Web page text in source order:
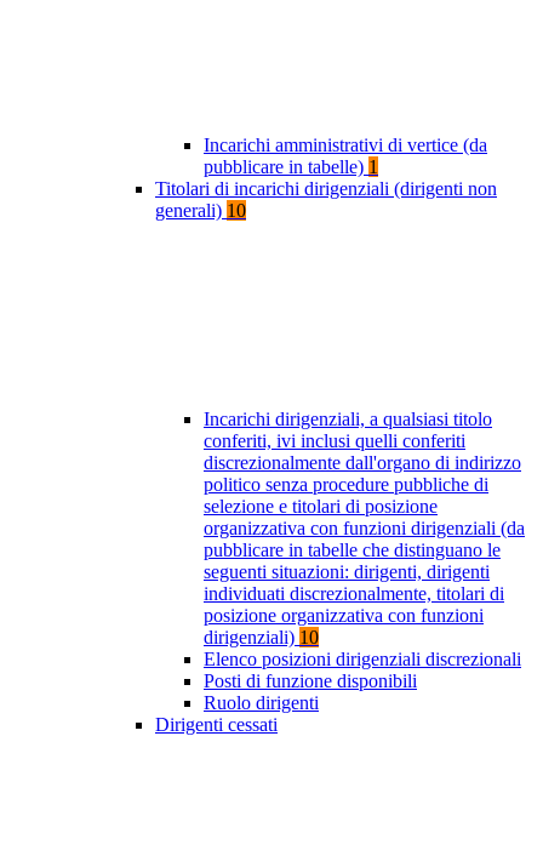
Incarichi amministrativi di vertice (da
pubblicare in tabelle) 1
Titolari di incarichi dirigenziali (dirigenti non
generali) 10
Incarichi dirigenziali, a qualsiasi titolo
conferiti, ivi inclusi quelli conferiti
discrezionalmente dall'organo di indirizzo
politico senza procedure pubbliche di
selezione e titolari di posizione
organizzativa con funzioni dirigenziali (da
pubblicare in tabelle che distinguano le
seguenti situazioni: dirigenti, dirigenti
individuati discrezionalmente, titolari di
posizione organizzativa con funzioni
dirigenziali) 10
Elenco posizioni dirigenziali discrezionali
Posti di funzione disponibili
Ruolo dirigenti
Dirigenti cessati